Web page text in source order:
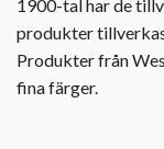
1900-tal har de
produkter
Produkter från
fina färger.